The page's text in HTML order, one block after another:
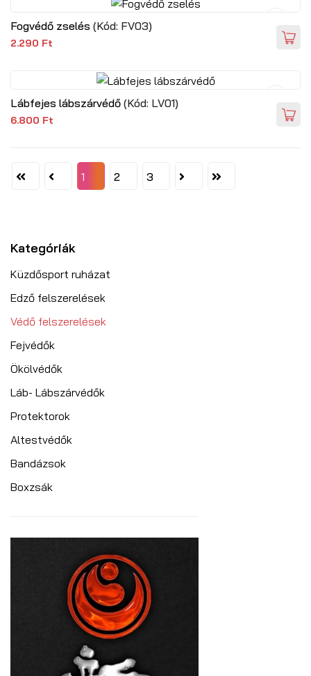
Kategóriák
Küzdősport ruházat
Edző felszerelések
Védő felszerelések
Fejvédők
Ökölvédők
Láb- Lábszárvédők
Protektorok
Altestvédők
Bandázsok
Boxzsák
Fogvédő zselés (Kód: FV03)
2.290 Ft
Lábfejes lábszárvédő (Kód: LV01)
6.800 Ft
1 2 3